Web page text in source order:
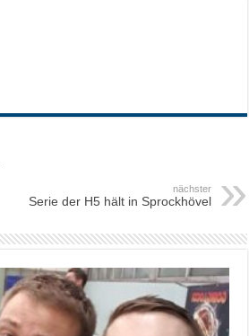
nächster
Serie der H5 hält in Sprockhövel